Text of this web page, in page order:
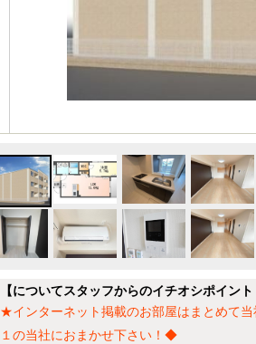
【についてスタッフからのイチオシポイント
★インターネット掲載のお部屋はまとめて
１の当社におまかせ下さい！◆